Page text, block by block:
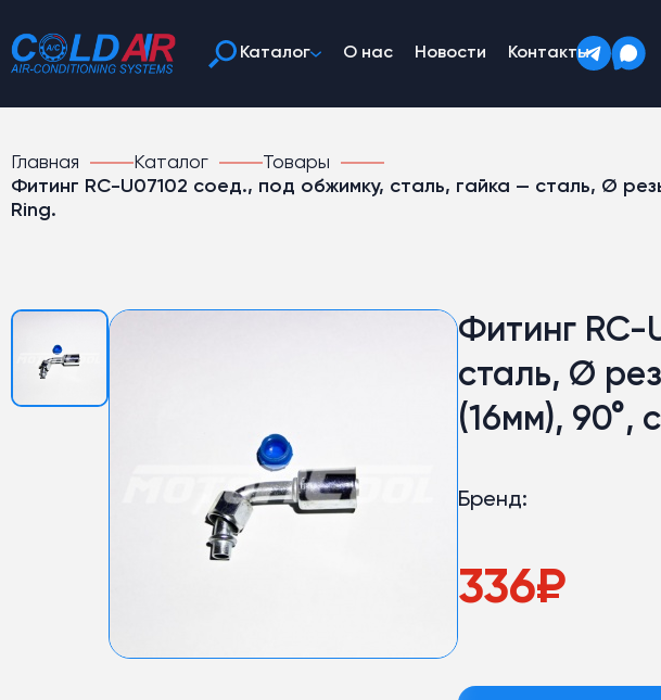
Каталог О нас Новости Контакты
Главная Каталог
Товары
Фитинг RC-U07102 соед., под обжимку, сталь, гайка — сталь, Ø
Ring.
Фитинг RC-
сталь, Ø
(16мм), 90°,
Бренд:
336₽